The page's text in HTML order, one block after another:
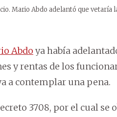
Mario Abdo adelantó que vetaría
Abdo ya había
y rentas de los
a contemplar una pena.
3708, por el cual